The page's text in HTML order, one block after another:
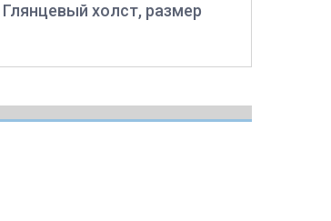
холст, размер